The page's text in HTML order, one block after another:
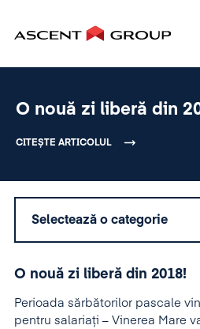
O nouă zi liberă din
CITEȘTE ARTICOLUL
Selectează o categorie
O nouă zi liberă din 2018!
Perioada sărbătorilor pascale
pentru salariați – Vinerea Mare